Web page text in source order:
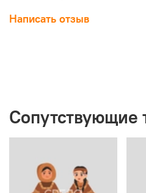
Написать отзыв
Сопутствующие